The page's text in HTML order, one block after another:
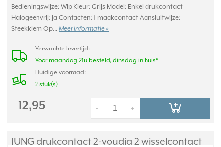
Bedieningswijze: Wip Kleur: Grijs Model: Enkel drukcontact
Halogeenvrij: Ja Contacten: 1 maakcontact Aansluitwijze:
Steekklem Op... Meer informatie »
Verwachte levertijd:
Voor maandag 21u besteld, dinsdag in huis*
Huidige voorraad:
2 stuk(s)
12,95 +
-
JUNG drukcontact 2-voudig 2 wisselcontact